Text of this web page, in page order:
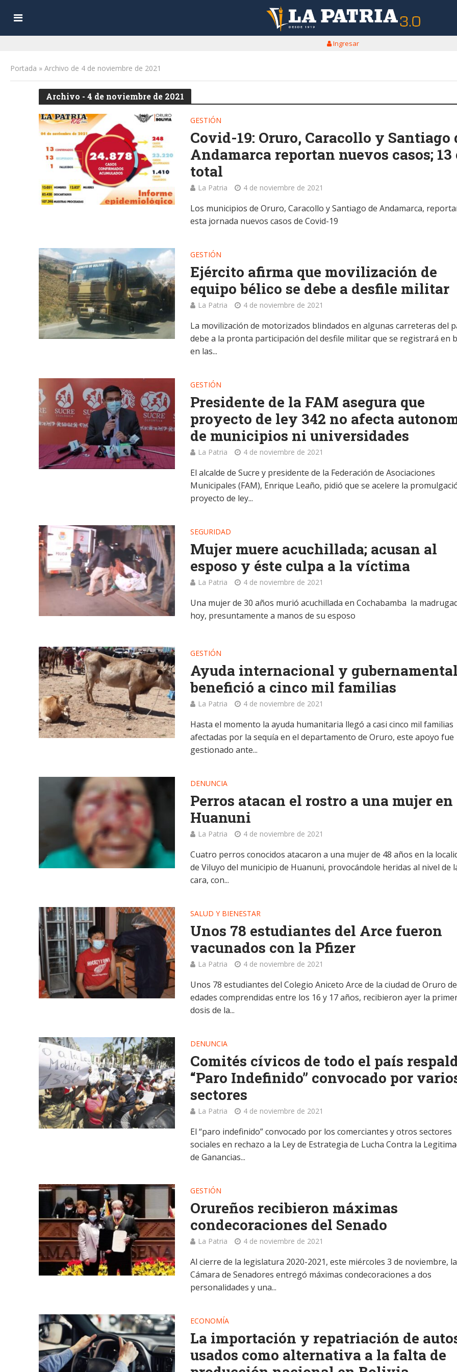
Ingresar
Portada » Archivo de 4 de noviembre de 2021
Archivo - 4 de noviembre de 2021
GESTIÓN
Covid-19: Oruro, Caracollo y Santiago
Andamarca reportan nuevos casos; 13
total
La Patria 4 de noviembre de 2021
Los municipios de Oruro, Caracollo y Santiago de Andamarca,
esta jornada nuevos casos de Covid-19
GESTIÓN
Ejército afirma que movilización de
equipo bélico se debe a desfile militar
La Patria 4 de noviembre de 2021
La movilización de motorizados blindados en algunas carreteras del
debe a la pronta participación del desfile militar que se registrará en
en las...
GESTIÓN
Presidente de la FAM asegura que
proyecto de ley 342 no afecta
de municipios ni universidades
La Patria 4 de noviembre de 2021
El alcalde de Sucre y presidente de la Federación de Asociaciones
Municipales (FAM), Enrique Leaño, pidió que se acelere la
proyecto de ley...
SEGURIDAD
Mujer muere acuchillada; acusan al
esposo y éste culpa a la víctima
La Patria 4 de noviembre de 2021
Una mujer de 30 años murió acuchillada en Cochabamba la
hoy, presuntamente a manos de su esposo
GESTIÓN
Ayuda internacional y gubernamental
benefició a cinco mil familias
La Patria 4 de noviembre de 2021
Hasta el momento la ayuda humanitaria llegó a casi cinco mil familias
afectadas por la sequía en el departamento de Oruro, este apoyo fue
gestionado ante...
DENUNCIA
Perros atacan el rostro a una mujer en
Huanuni
La Patria 4 de noviembre de 2021
Cuatro perros conocidos atacaron a una mujer de 48 años en la
de Viluyo del municipio de Huanuni, provocándole heridas al nivel de
cara, con...
SALUD Y BIENESTAR
Unos 78 estudiantes del Arce fueron
vacunados con la Pfizer
La Patria 4 de noviembre de 2021
Unos 78 estudiantes del Colegio Aniceto Arce de la ciudad de Oruro
edades comprendidas entre los 16 y 17 años, recibieron ayer la
dosis de la...
DENUNCIA
Comités cívicos de todo el país
“Paro Indefinido” convocado por
sectores
La Patria 4 de noviembre de 2021
El “paro indefinido” convocado por los comerciantes y otros sectores
sociales en rechazo a la Ley de Estrategia de Lucha Contra la
de Ganancias...
GESTIÓN
Orureños recibieron máximas
condecoraciones del Senado
La Patria 4 de noviembre de 2021
Al cierre de la legislatura 2020-2021, este miércoles 3 de noviembre, la
Cámara de Senadores entregó máximas condecoraciones a dos
personalidades y una...
ECONOMÍA
La importación y repatriación de
usados como alternativa a la falta de